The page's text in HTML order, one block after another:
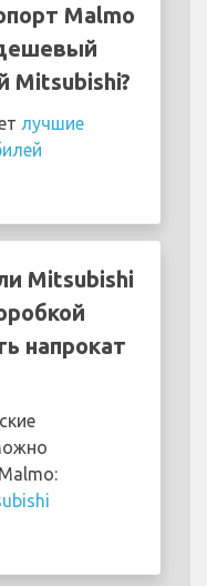
Malmo
Mitsubishi?
лучшие
Mitsubishi
напрокат